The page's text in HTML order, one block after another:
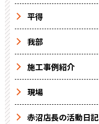
平得
我部
施工事例紹介
現場
赤沼店長の活動日記